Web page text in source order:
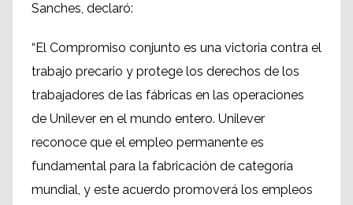
Sanches, declaró:
“El Compromiso conjunto es una victoria contra el
trabajo precario y protege los derechos de los
trabajadores de las fábricas en las operaciones
de Unilever en el mundo entero. Unilever
reconoce que el empleo permanente es
fundamental para la fabricación de categoría
mundial, y este acuerdo promoverá los empleos